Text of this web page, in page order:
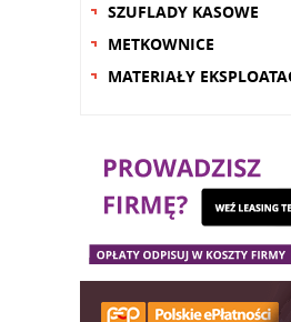
SZUFLADY KASOWE
METKOWNICE
MATERIAŁY